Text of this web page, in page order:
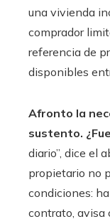
una vivienda
comprador
referencia de
disponibles
Afronto la
sustento.
diario”, dice el
propietario no
condiciones:
contrato, avisa